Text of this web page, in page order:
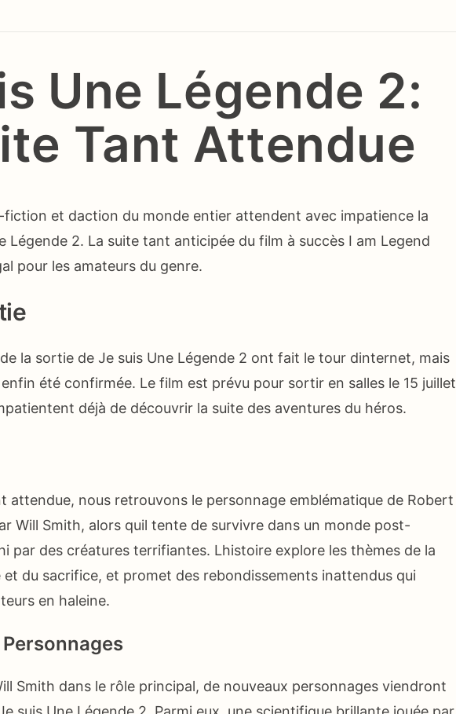
Une Légende 2:
Tant Attendue
fiction et daction du monde entier attendent avec impatience la
Légende 2. La suite tant anticipée du film à succès I am Legend
pour les amateurs du genre.
la sortie de Je suis Une Légende 2 ont fait le tour dinternet, mais
été confirmée. Le film est prévu pour sortir en salles le 15 juillet
déjà de découvrir la suite des aventures du héros.
attendue, nous retrouvons le personnage emblématique de Robert
Will Smith, alors quil tente de survivre dans un monde post-
par des créatures terrifiantes. Lhistoire explore les thèmes de la
et du sacrifice, et promet des rebondissements inattendus qui
en haleine.
Smith dans le rôle principal, de nouveaux personnages viendront